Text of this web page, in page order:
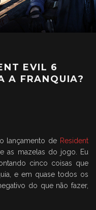
EVIL 6
A FRANQUIA?
lançamento de Resident
as mazelas do jogo. Eu
cinco coisas que
e em quase todos os
do que não fazer,